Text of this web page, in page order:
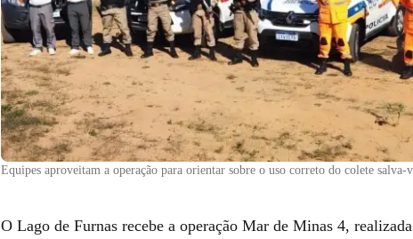
Equipes aproveitam a operação para orientar sobre o uso correto do colete salva-
O Lago de Furnas recebe a operação Mar de Minas 4,